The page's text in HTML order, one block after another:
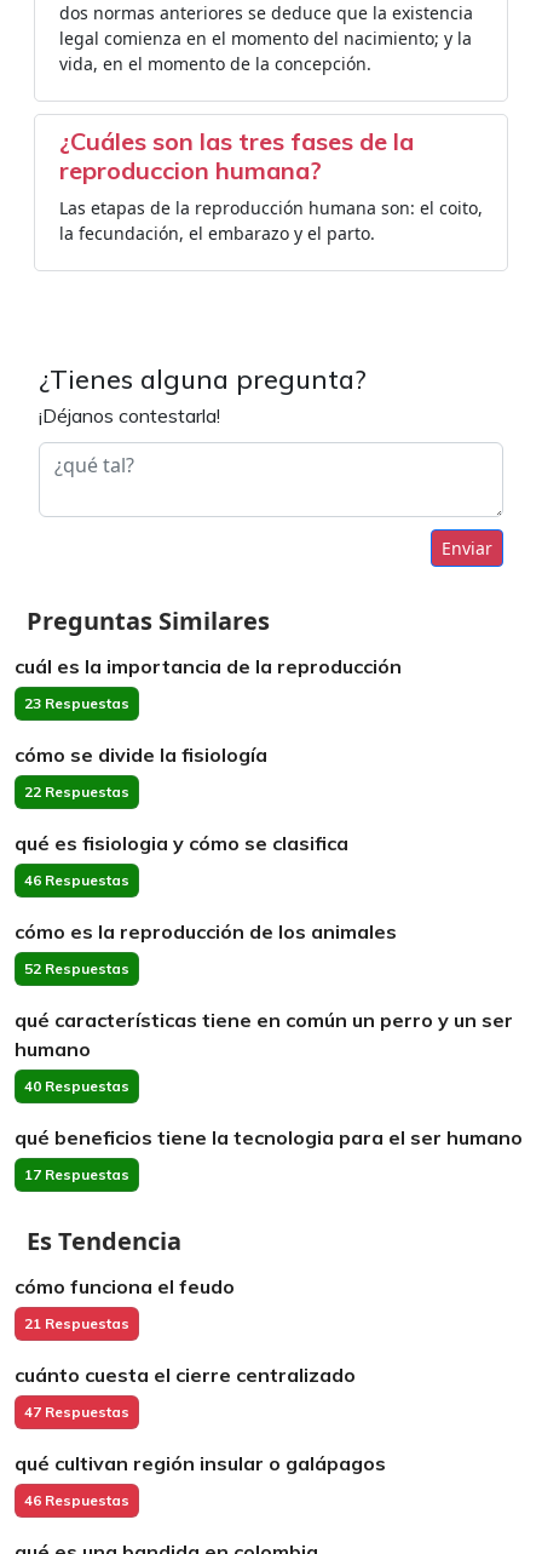
dos normas anteriores se deduce que la existencia
legal comienza en el momento del nacimiento; y la
vida, en el momento de la concepción.
¿Cuáles son las tres fases de la
reproduccion humana?
Las etapas de la reproducción humana son: el coito,
la fecundación, el embarazo y el parto.
¿Tienes alguna pregunta?
¡Déjanos contestarla!
Enviar
Preguntas Similares
cuál es la importancia de la reproducción
23 Respuestas
cómo se divide la fisiología
22 Respuestas
qué es fisiologia y cómo se clasifica
46 Respuestas
cómo es la reproducción de los animales
52 Respuestas
qué características tiene en común un perro y un ser
humano
40 Respuestas
qué beneficios tiene la tecnologia para el ser humano
17 Respuestas
Es Tendencia
cómo funciona el feudo
21 Respuestas
cuánto cuesta el cierre centralizado
47 Respuestas
qué cultivan región insular o galápagos
46 Respuestas